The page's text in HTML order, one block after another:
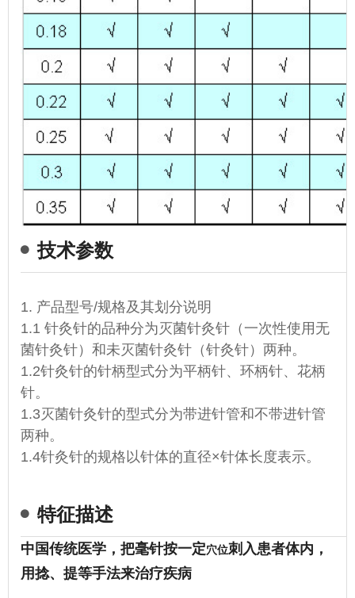
技术参数
1. 产品型号/规格及其划分说明
1.1 针灸针的品种分为灭菌针灸针（一次性使用无
菌针灸针）和未灭菌针灸针（针灸针）两种。
1.2针灸针的针柄型式分为平柄针、环柄针、花柄
针。
1.3灭菌针灸针的型式分为带进针管和不带进针管
两种。
1.4针灸针的规格以针体的直径×针体长度表示。
特征描述
中国传统医学，把毫针按一定穴位刺入患者体内，
用捻、提等手法来治疗疾病